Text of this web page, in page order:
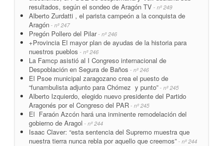
resultados, según el sondeo de Aragón TV - nº 249
Alberto Zurdatti , el parista campeón a la conquista de
Aragón - nº 247
Pregón Pollero del Pilar- nº 246
+Provincia El mayor plan de ayudas de la historia para
nuestros pueblos - nº 246
La Famcp asistió al I Congreso internacional de
Despoblación en Segura de Baños - nº 246
El Psoe municipal zaragozano crea el puesto de
“funambulista adjunto para Chómez y punto” - nº 245
Alberto Izquierdo, elegido nuevo presidente del Partido
Aragonés por el Congreso del PAR - nº 245
El Faraón Azcón hará una inminente remodelación del
gobierno de Aragol - nº 244
Isaac Claver: “esta sentencia del Supremo muestra que
nuestra tierra nunca rebla por aquello que creemos” - nº 244